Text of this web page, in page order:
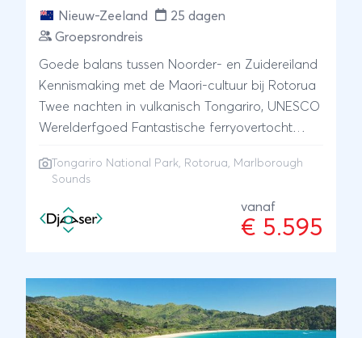
Nieuw-Zeeland
25 dagen
Groepsrondreis
Goede balans tussen Noorder- en Zuidereiland
Kennismaking met de Maori-cultuur bij Rotorua
Twee nachten in vulkanisch Tongariro, UNESCO
Werelderfgoed Fantastische ferryovertocht
Tongariro National Park, Rotorua, Marlborough
Sounds
vanaf
€ 5.595